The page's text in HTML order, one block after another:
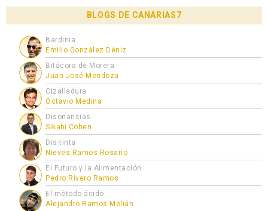
BLOGS DE CANARIAS7
Bardinia
Emilio González Déniz
Bitácora de Morera
Juan José Mendoza
Cizalladura
Octavio Medina
Disonancias
Sikabi Cohen
Dis-tinta
Nieves Ramos Rosario
El Futuro y la Alimentación
Pedro Rivero Ramos
El método ácido
Alejandro Ramos Melián